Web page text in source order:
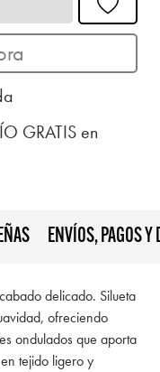
GRATIS en
ENVÍOS, PAGOS Y
delicado. Silueta
ofreciendo
ondulados que aporta
tejido ligero y